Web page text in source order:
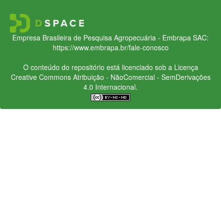
Empresa Brasileira de Pesquisa Agropecuária - Embrapa SAC:
https://www.embrapa.br/fale-conosco
O conteúdo do repositório está licenciado sob a Licença
Creative CommonsAtribuição - NãoComercial - SemDerivações
4.0 Internacional.